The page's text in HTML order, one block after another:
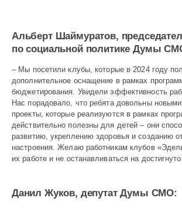
Альберт Шаймуратов,
по социальной политике Думы
– Мы посетили клубы, которые в 2024 году
дополнительное оснащение в рамках
бюджетирования. Увидели эффективность
Нас порадовало, что ребята довольны
проекты, которые реализуются в рамках
действительно полезны для детей – они
развитию, укреплению здоровья и созданию
настроения. Желаю работникам клубов
их работе и не останавливаться на
Данил Жуков, депутат Думы СМО: